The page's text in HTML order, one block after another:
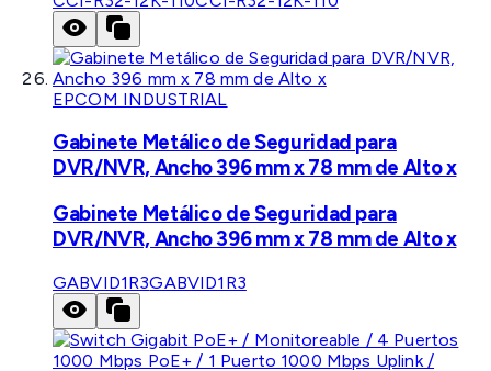
EPCOM INDUSTRIAL
Gabinete Metálico de Seguridad para
DVR/NVR, Ancho 396 mm x 78 mm de Alto x
Gabinete Metálico de Seguridad para
DVR/NVR, Ancho 396 mm x 78 mm de Alto x
GABVID1R3GABVID1R3